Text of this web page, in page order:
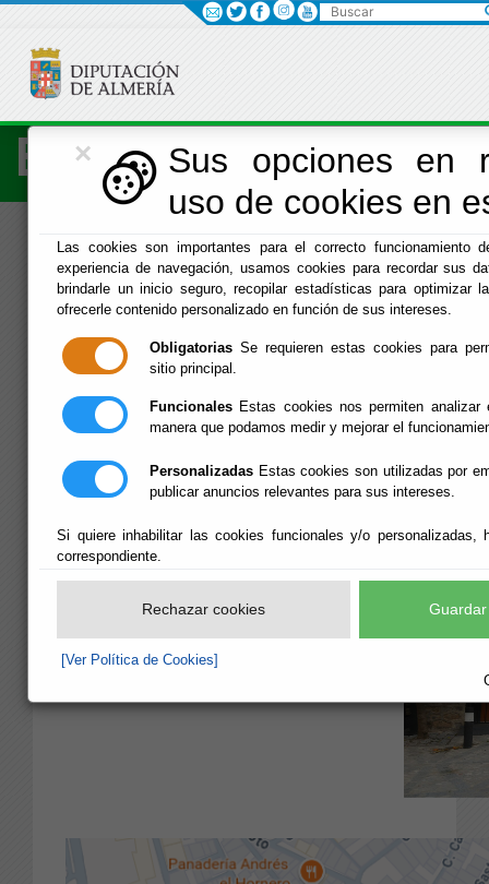
×
Sus opciones en
uso de cookies en
Las cookies son importantes para el correcto funcionamiento
experiencia de navegación, usamos cookies para recordar sus
brindarle un inicio seguro, recopilar estadísticas para optimizar
ofrecerle contenido personalizado en función de sus intereses.
Obligatorias Se requieren estas cookies para
sitio principal.
Funcionales Estas cookies nos permiten
manera que podamos medir y mejorar el
Personalizadas Estas cookies son utilizadas por
publicar anuncios relevantes para sus intereses.
Si quiere inhabilitar las cookies funcionales y/o personalizadas,
correspondiente.
Rechazar cookies
[Ver Política de Cookies]
Economía
Inicio -Hacienda - Agencia de Vélez Rubio
Agencia de Vélez
Rubio
»» Agencia del SAT en Vélez-Rubio
04820 Vélez Rubio
Telf. 950 211 211
Buscar